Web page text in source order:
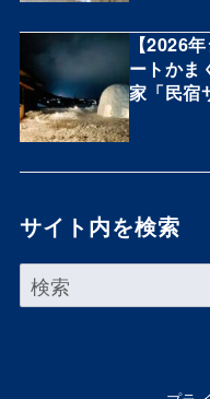
【2026
ートかま
家「民宿
サイト内を検索